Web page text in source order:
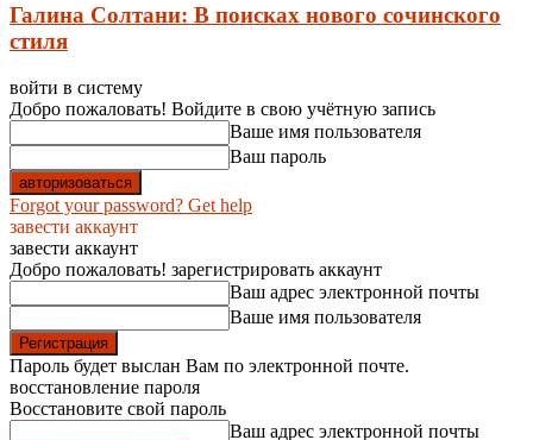
Галина Солтани: В поисках нового сочинского
стиля
войти в систему
Добро пожаловать! Войдите в свою учётную запись
Ваше имя пользователя
Ваш пароль
Forgot your password? Get help
завести аккаунт
завести аккаунт
Добро пожаловать! зарегистрировать аккаунт
Ваш адрес электронной почты
Ваше имя пользователя
Пароль будет выслан Вам по электронной почте.
восстановление пароля
Восстановите свой пароль
Ваш адрес электронной почты